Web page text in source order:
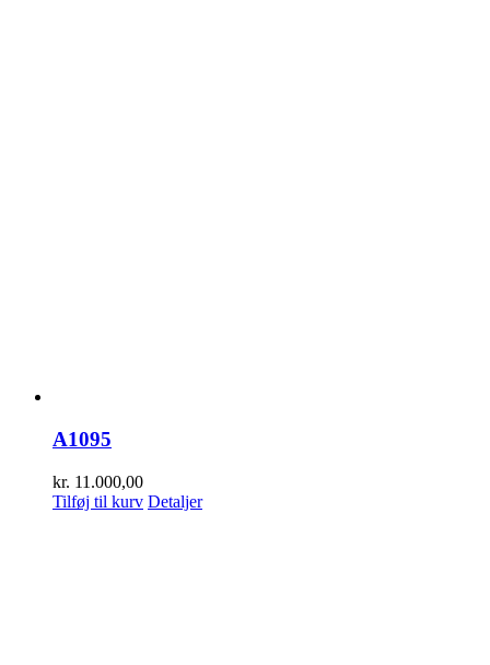
A1095
kr. 11.000,00
Tilføj til kurv Detaljer